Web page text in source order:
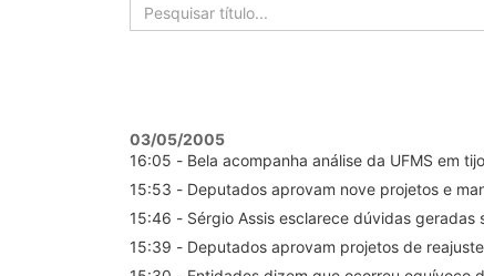
03/05/2005
16:05 - Bela acompanha análise da UFMS em
15:53 - Deputados aprovam nove projetos e
15:46 - Sérgio Assis esclarece dúvidas
15:39 - Deputados aprovam projetos de